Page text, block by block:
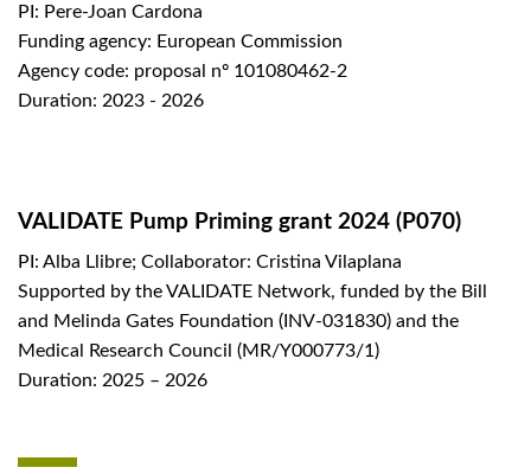
PI: Pere-Joan Cardona
Funding agency: European Commission
Agency code: proposal nº 101080462-2
Duration: 2023 - 2026
VALIDATE Pump Priming grant 2024 (P070)
PI: Alba Llibre; Collaborator: Cristina Vilaplana
Supported by the VALIDATE Network, funded by the Bill
and Melinda Gates Foundation (INV-031830) and the
Medical Research Council (MR/Y000773/1)
Duration: 2025 – 2026